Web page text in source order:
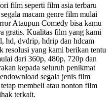
film seperti film asia terbaru
macam genre film mulai
Ataupun Comedy bisa kamu
gratis. Kualitas film yang kami
hd, dvdrip, hdrip dan hdcam
resolusi yang kami berikan tentu
dari 360p, 480p, 720p dan
kepada seluruh penikmat
segala jenis film
membeli atau nonton film
terkait.